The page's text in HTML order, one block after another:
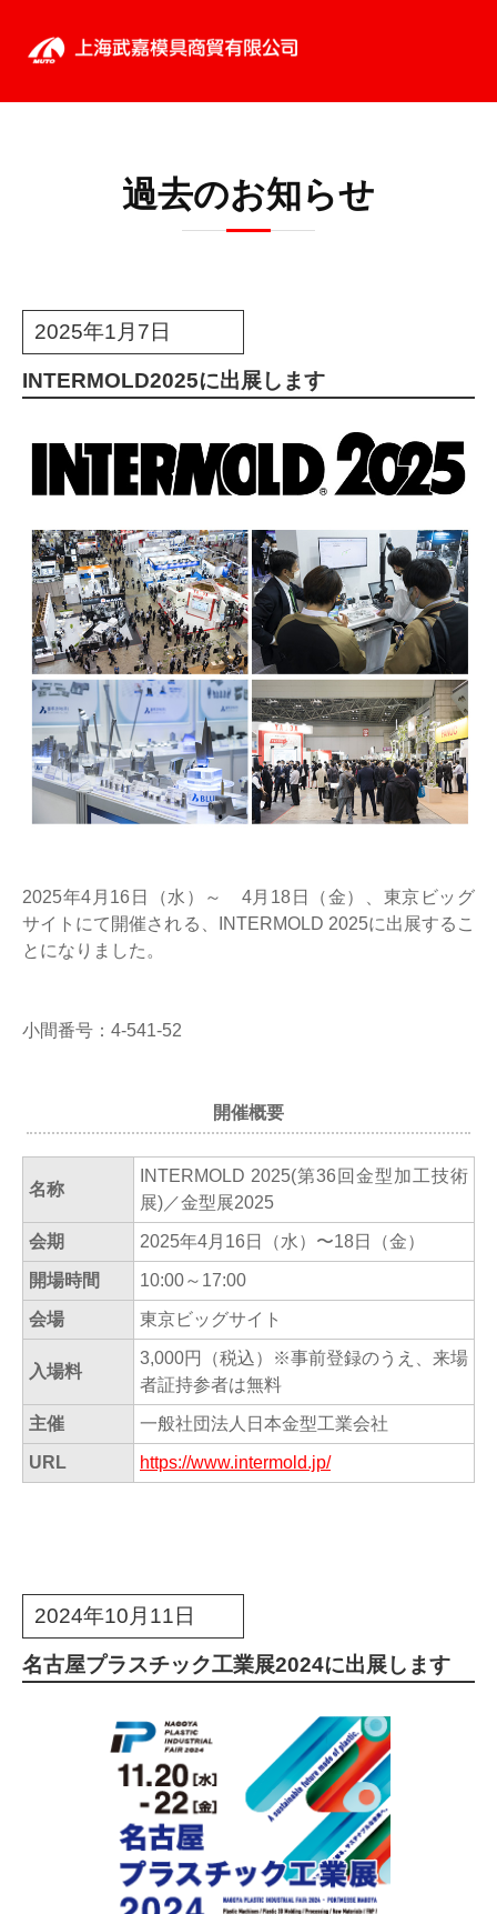
過去のお知らせ
2025年1月7日
INTERMOLD2025に出展します
2025年4月16日（水）～ 4月18日（金）、東京ビッグ
サイトにて開催される、INTERMOLD 2025に出展するこ
とになりました。
小間番号：4-541-52
開催概要
名称
INTERMOLD 2025(第36回金型加工技術
展)／金型展2025
会期 2025年4月16日（水）〜18日（金）
開場時間 10:00～17:00
会場 東京ビッグサイト
入場料
3,000円（税込）※事前登録のうえ、来場
者証持参者は無料
主催 一般社団法人日本金型工業会社
URL https://www.intermold.jp/
2024年10月11日
名古屋プラスチック工業展2024に出展します